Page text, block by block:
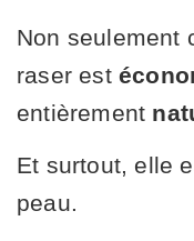
Non seulement
raser est
entièrement
Et surtout, elle
peau.